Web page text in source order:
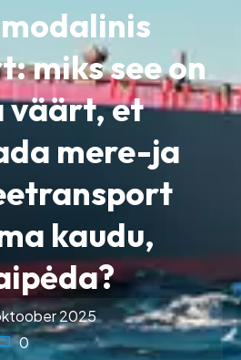
miks see on
väärt, et
mere-ja
kaudu,
2025
0